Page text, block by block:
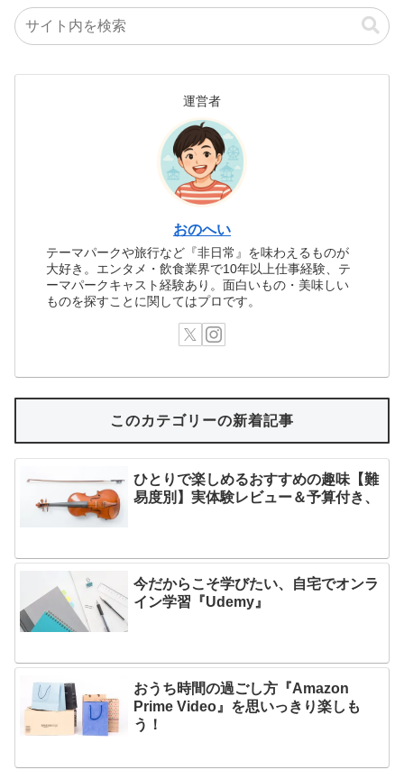
運営者
おのへい
テーマパークや旅行など『非日常』を味わえるものが
大好き。エンタメ・飲食業界で10年以上仕事経験、テ
ーマパークキャスト経験あり。面白いもの・美味しい
ものを探すことに関してはプロです。
このカテゴリーの新着記事
ひとりで楽しめるおすすめの趣味【難
易度別】実体験レビュー＆予算付き、
今だからこそ学びたい、自宅でオンラ
イン学習『Udemy』
おうち時間の過ごし方『Amazon
Prime Video』を思いっきり楽しも
う！